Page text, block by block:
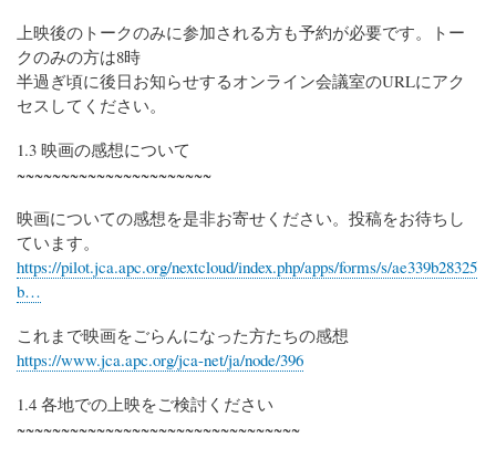
上映後のトークのみに参加される方も予約が必要です。トー
クのみの方は8時
半過ぎ頃に後日お知らせするオンライン会議室のURLにアク
セスしてください。
1.3 映画の感想について
~~~~~~~~~~~~~~~~~~~~~~
映画についての感想を是非お寄せください。投稿をお待ちし
ています。
https://pilot.jca.apc.org/nextcloud/index.php/apps/forms/s/ae339b28325
b…
これまで映画をごらんになった方たちの感想
https://www.jca.apc.org/jca-net/ja/node/396
1.4 各地での上映をご検討ください
~~~~~~~~~~~~~~~~~~~~~~~~~~~~~~~~